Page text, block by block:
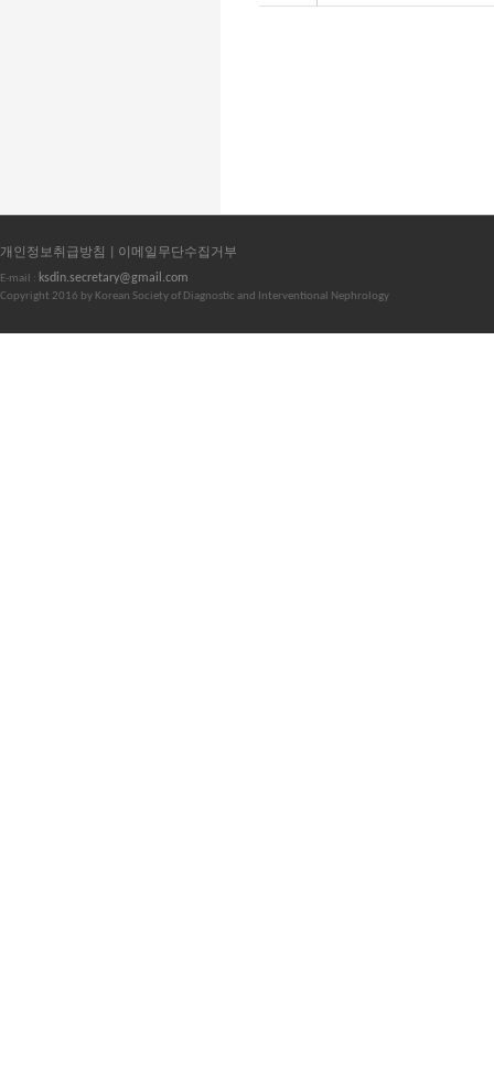
개인정보취급방침 | 이메일무단수집거부
E-mail : ksdin.secretary@gmail.com
Copyright 2016 by Korean Society of Diagnostic and Interventional Nephrology